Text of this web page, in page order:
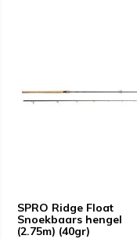
SPRO Ridge Float
Snoekbaars hengel
(2.75m) (40gr)